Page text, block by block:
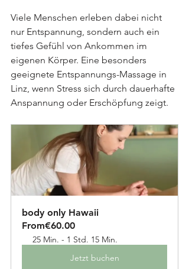
Viele Menschen erleben dabei nicht
nur Entspannung, sondern auch ein
tiefes Gefühl von Ankommen im
eigenen Körper. Eine besonders
geeignete Entspannungs-Massage in
Linz, wenn Stress sich durch dauerhafte
Anspannung oder Erschöpfung zeigt.
body only Hawaii
From€60.00
25 Min. - 1 Std. 15 Min.
Jetzt buchen